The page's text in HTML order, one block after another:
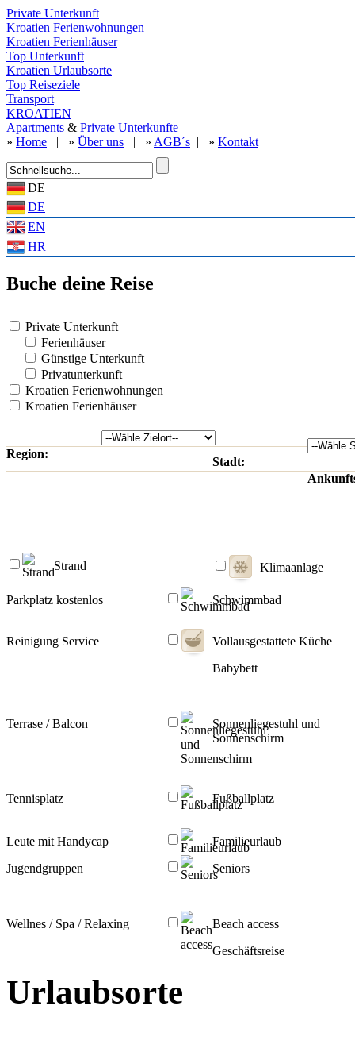
Private Unterkunft
Kroatien Ferienwohnungen
Kroatien Ferienhäuser
Top Unterkunft
Kroatien Urlaubsorte
Top Reiseziele
Transport
KROATIEN
Apartments & Private Unterkunfte
» Home | » Über uns | » AGB´s | » Kontakt
DE
DE
EN
HR
Buche deine Reise
Private Unterkunft
Ferienhäuser
Günstige Unterkunft
Privatunterkunft
Kroatien Ferienwohnungen
Kroatien Ferienhäuser
Region:
Stadt:
Strand Klimaanlage
Parkplatz kostenlos Schwimmbad
Reinigung Service
Vollausgestattete Küche
Babybett
Terrase / Balcon
Sonnenliegestuhl und
Sonnenschirm
Tennisplatz Fußballplatz
Leute mit Handycap
Familieurlaub
Jugendgruppen
Seniors
Wellnes / Spa / Relaxing
Beach access
Geschäftsreise
Urlaubsorte